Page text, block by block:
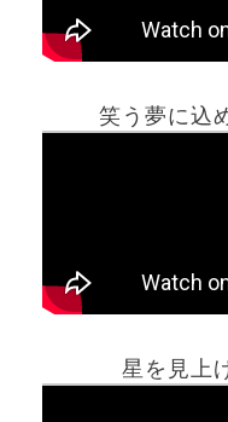
笑う夢に込
星を見上